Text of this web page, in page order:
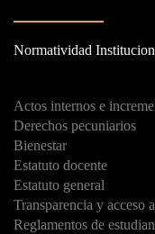
Normatividad
Actos internos e
Derechos pecuniarios
Bienestar
Estatuto docente
Estatuto general
Transparencia y acceso
Reglamentos de